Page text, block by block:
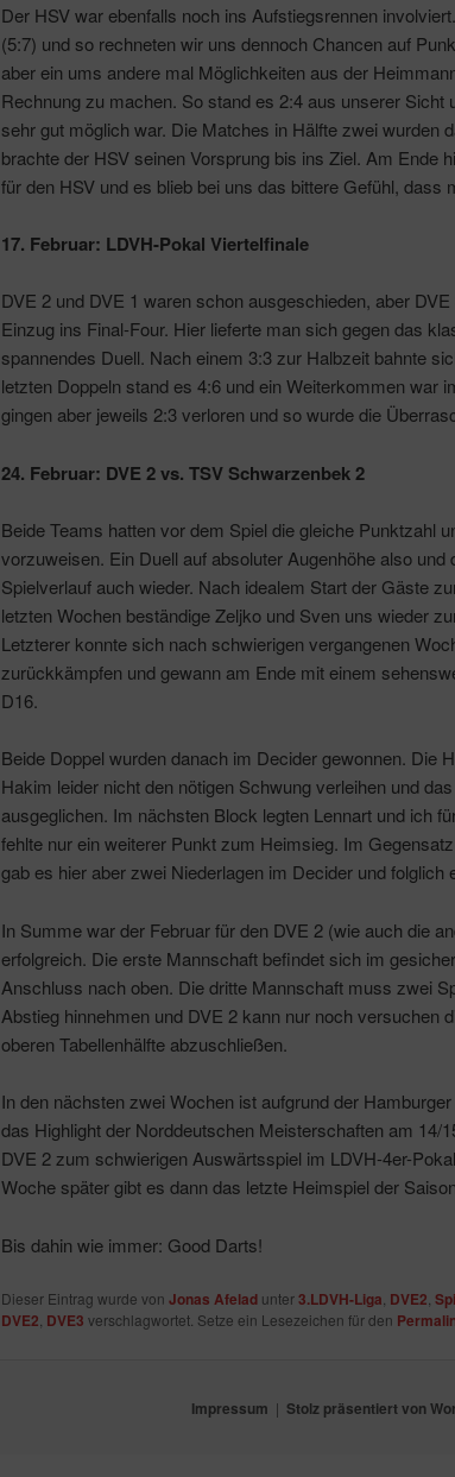
Der HSV war ebenfalls noch ins Aufstiegsrennen
(5:7) und so rechneten wir uns dennoch Chancen auf
aber ein ums andere mal Möglichkeiten aus der
Rechnung zu machen. So stand es 2:4 aus unserer Sicht
sehr gut möglich war. Die Matches in Hälfte zwei wurden
brachte der HSV seinen Vorsprung bis ins Ziel. Am Ende
für den HSV und es blieb bei uns das bittere Gefühl, dass
17. Februar: LDVH-Pokal Viertelfinale
DVE 2 und DVE 1 waren schon ausgeschieden, aber DVE
Einzug ins Final-Four. Hier lieferte man sich gegen das
spannendes Duell. Nach einem 3:3 zur Halbzeit bahnte
letzten Doppeln stand es 4:6 und ein Weiterkommen war
gingen aber jeweils 2:3 verloren und so wurde die
24. Februar: DVE 2 vs. TSV Schwarzenbek 2
Beide Teams hatten vor dem Spiel die gleiche Punktzahl
vorzuweisen. Ein Duell auf absoluter Augenhöhe also und
Spielverlauf auch wieder. Nach idealem Start der Gäste
letzten Wochen beständige Zeljko und Sven uns wieder
Letzterer konnte sich nach schwierigen vergangenen
zurückkämpfen und gewann am Ende mit einem
D16.
Beide Doppel wurden danach im Decider gewonnen. Die
Hakim leider nicht den nötigen Schwung verleihen und
ausgeglichen. Im nächsten Block legten Lennart und ich
fehlte nur ein weiterer Punkt zum Heimsieg. Im
gab es hier aber zwei Niederlagen im Decider und folglich
In Summe war der Februar für den DVE 2 (wie auch die
erfolgreich. Die erste Mannschaft befindet sich im
Anschluss nach oben. Die dritte Mannschaft muss zwei
Abstieg hinnehmen und DVE 2 kann nur noch versuchen
oberen Tabellenhälfte abzuschließen.
In den nächsten zwei Wochen ist aufgrund der
das Highlight der Norddeutschen Meisterschaften am 14/
DVE 2 zum schwierigen Auswärtsspiel im LDVH-4er-
Woche später gibt es dann das letzte Heimspiel der
Bis dahin wie immer: Good Darts!
Dieser Eintrag wurde von Jonas Afeladunter3.LDVH-Liga DVE2
DVE2 DVE3 verschlagwortet. Setze ein Lesezeichen für den
Impressum Stolz präsentiert von